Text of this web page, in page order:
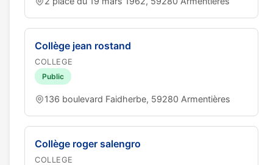
Collège jean rostand
COLLEGE
Public
136 boulevard Faidherbe, 59280 Armentières
Collège roger salengro
COLLEGE